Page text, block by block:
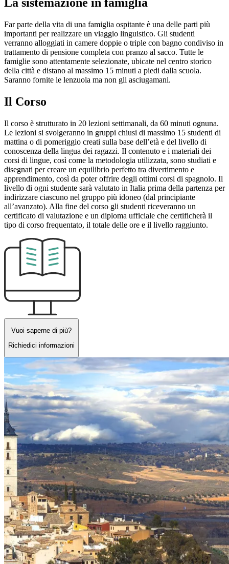
Far parte della vita di una famiglia ospitante è una delle parti più
importanti per realizzare un viaggio linguistico. Gli studenti
verranno alloggiati in camere doppie o triple con bagno condiviso in
trattamento di pensione completa con pranzo al sacco. Tutte le
famiglie sono attentamente selezionate, ubicate nel centro storico
della città e distano al massimo 15 minuti a piedi dalla scuola.
Saranno fornite le lenzuola ma non gli asciugamani.
Il Corso
Il corso è strutturato in 20 lezioni settimanali, da 60 minuti ognuna.
Le lezioni si svolgeranno in gruppi chiusi di massimo 15 studenti di
mattina o di pomeriggio creati sulla base dell’età e del livello di
conoscenza della lingua dei ragazzi. Il contenuto e i materiali dei
corsi di lingue, così come la metodologia utilizzata, sono studiati e
disegnati per creare un equilibrio perfetto tra divertimento e
apprendimento, così da poter offrire degli ottimi corsi di spagnolo. Il
livello di ogni studente sarà valutato in Italia prima della partenza per
indirizzare ciascuno nel gruppo più idoneo (dal principiante
all’avanzato). Alla fine del corso gli studenti riceveranno un
certificato di valutazione e un diploma ufficiale che certificherà il
tipo di corso frequentato, il totale delle ore e il livello raggiunto.
Vuoi saperne di più?
Richiedici informazioni